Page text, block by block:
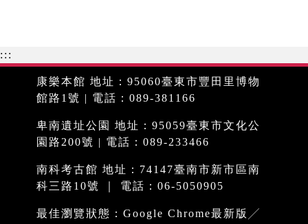
:::
康樂本館 地址：95060臺東市豐田里博物
館路1號 | 電話：089-381166
卑南遺址公園 地址：95059臺東市文化公
園路200號 | 電話：089-233466
南科考古館 地址：74147臺南市新市區南
科三路10號 ｜ 電話：06-5050905
最佳瀏覽狀態：Google Chrome最新版╱